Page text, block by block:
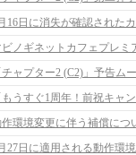
16日に消失が確認された
ビノギネットカフェプレミ
チャプター2 (C2)」予告ム
もうすぐ1周年！前祝キャ
環境変更に伴う補償につ
27日に適用される動作環